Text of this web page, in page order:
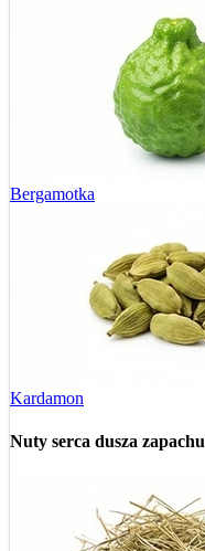
Bergamotka
Kardamon
Nuty serca dusza zapachu